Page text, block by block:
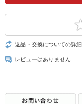
返品・交換についての詳
レビューはありません